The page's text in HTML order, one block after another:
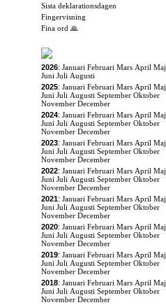
Sista deklarationsdagen
Fingervisning
Fina ord 🙏
2026: Januari Februari Mars April Maj
Juni Juli Augusti
2025: Januari Februari Mars April Maj
Juni Juli Augusti September Oktober
November December
2024: Januari Februari Mars April Maj
Juni Juli Augusti September Oktober
November December
2023: Januari Februari Mars April Maj
Juni Juli Augusti September Oktober
November December
2022: Januari Februari Mars April Maj
Juni Juli Augusti September Oktober
November December
2021: Januari Februari Mars April Maj
Juni Juli Augusti September Oktober
November December
2020: Januari Februari Mars April Maj
Juni Juli Augusti September Oktober
November December
2019: Januari Februari Mars April Maj
Juni Juli Augusti September Oktober
November December
2018: Januari Februari Mars April Maj
Juni Juli Augusti September Oktober
November December